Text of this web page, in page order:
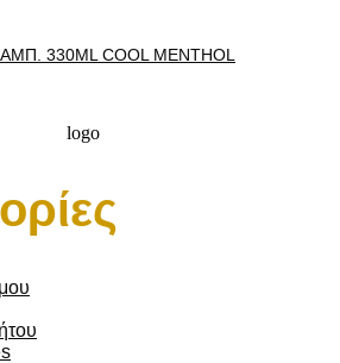
330ML COOL MENTHOL